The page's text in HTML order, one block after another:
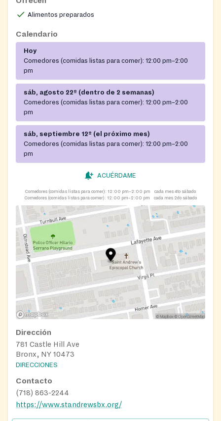
Alimentos preparados
Calendario
Hoy
Comedores (comidas listas para comer): 12:00 pm–2:00
pm
sáb, agosto 22º (dentro de 2 semanas)
Comedores (comidas listas para comer): 12:00 pm–2:00
pm
sáb, septiembre 12º (el próximo mes)
Comedores (comidas listas para comer): 12:00 pm–2:00
pm
ACUÉRDAME
Comedores (comidas listas para comer): 12:00 pm–2:00 pm
cada mes 4to sábado
Comedores (comidas listas para comer): 12:00 pm–2:00 pm cada mes 2do sábado
Dirección
781 Castle Hill Ave
Bronx, NY 10473
DIRECCIONES
Contacto
(718) 863-2244
https://www.standrewsbx.org/